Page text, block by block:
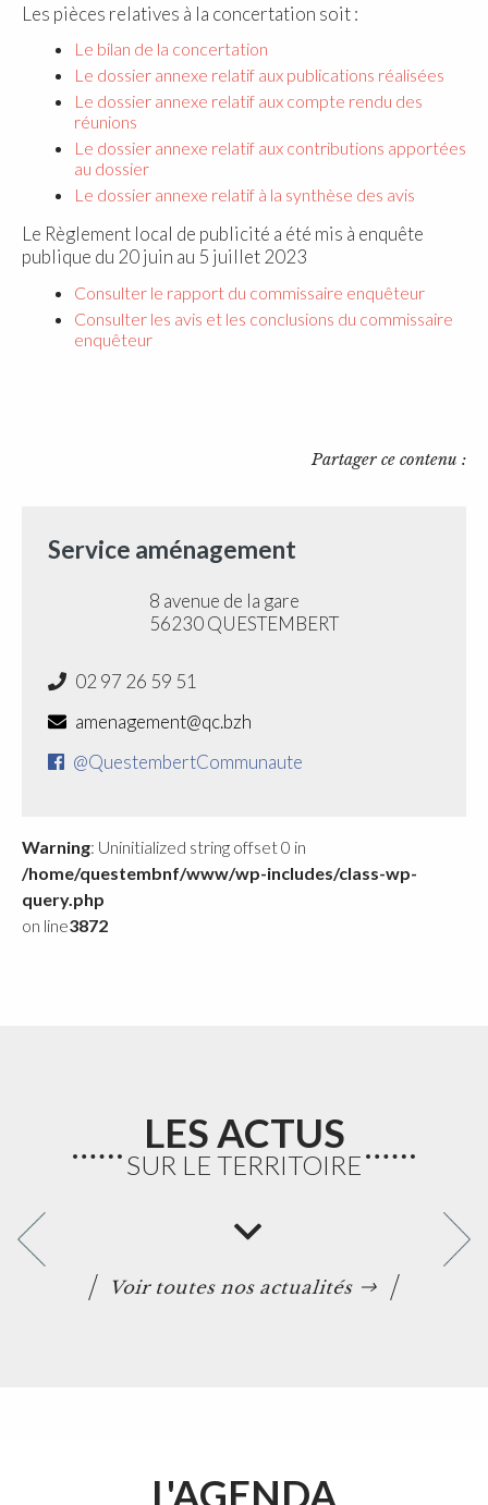
Les pièces relatives à la concertation soit :
Le bilan de la concertation
Le dossier annexe relatif aux publications réalisées
Le dossier annexe relatif aux compte rendu des
réunions
Le dossier annexe relatif aux contributions apportées
au dossier
Le dossier annexe relatif à la synthèse des avis
Le Règlement local de publicité a été mis à enquête
publique du 20 juin au 5 juillet 2023
Consulter le rapport du commissaire enquêteur
Consulter les avis et les conclusions du commissaire
enquêteur
Partager ce contenu :
Service aménagement
8 avenue de la gare
56230 QUESTEMBERT
02 97 26 59 51
amenagement@qc.bzh
@QuestembertCommunaute
Warning: Uninitialized string offset 0 in
/home/questembnf/www/wp-includes/class-wp-
query.php
on line3872
LES ACTUS
SUR LE TERRITOIRE
Voir toutes nos actualités
L'AGENDA